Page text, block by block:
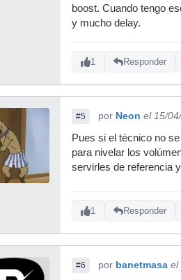
boost. Cuando tengo
y mucho delay.
1 Responder
#5 por Neon el 15/
Pues si el técnico no
para nivelar los
servirles de referencia
1 Responder
#6 por banetmasa el